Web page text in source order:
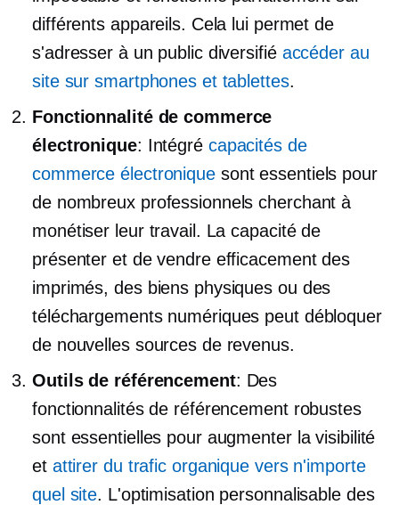
différents appareils. Cela lui permet de
s'adresser à un public diversifié accéder au
site sur smartphones et tablettes.
Fonctionnalité de commerce
électronique: Intégré capacités de
commerce électroniquesont essentiels pour
de nombreux professionnels cherchant à
monétiser leur travail. La capacité de
présenter et de vendre efficacement des
imprimés, des biens physiques ou des
téléchargements numériques peut débloquer
de nouvelles sources de revenus.
Outils de référencement: Des
fonctionnalités de référencement robustes
sont essentielles pour augmenter la visibilité
et attirer du trafic organique vers n'importe
quel site. L'optimisation personnalisable des